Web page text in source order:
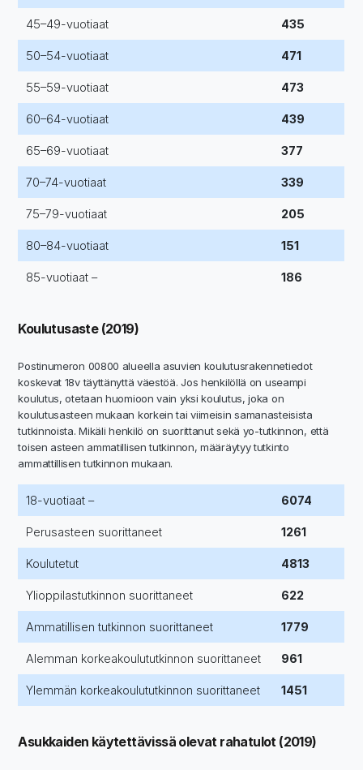
45–49-vuotiaat 435
50–54-vuotiaat 471
55–59-vuotiaat 473
60–64-vuotiaat 439
65–69-vuotiaat 377
70–74-vuotiaat 339
75–79-vuotiaat 205
80–84-vuotiaat 151
85-vuotiaat – 186
Koulutusaste (2019)
Postinumeron 00800 alueella asuvien koulutusrakennetiedot
koskevat 18v täyttänyttä väestöä. Jos henkilöllä on useampi
koulutus, otetaan huomioon vain yksi koulutus, joka on
koulutusasteen mukaan korkein tai viimeisin samanasteisista
tutkinnoista. Mikäli henkilö on suorittanut sekä yo-tutkinnon, että
toisen asteen ammatillisen tutkinnon, määräytyy tutkinto
ammattillisen tutkinnon mukaan.
18-vuotiaat – 6074
Perusasteen suorittaneet 1261
Koulutetut 4813
Ylioppilastutkinnon suorittaneet 622
Ammatillisen tutkinnon suorittaneet 1779
Alemman korkeakoulututkinnon suorittaneet 961
Ylemmän korkeakoulututkinnon suorittaneet 1451
Asukkaiden käytettävissä olevat rahatulot (2019)